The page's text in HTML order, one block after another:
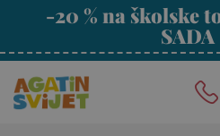
-20 % na školske
SADA